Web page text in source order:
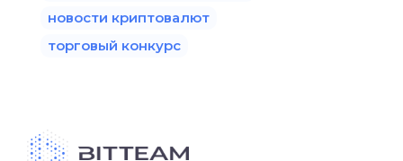
новости криптовалют
торговый конкурс